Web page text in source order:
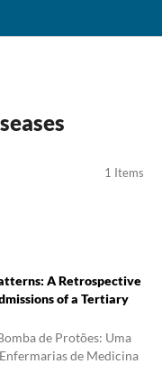
1 Items
A Retrospective
of a Tertiary
de Protões: Uma
de Medicina